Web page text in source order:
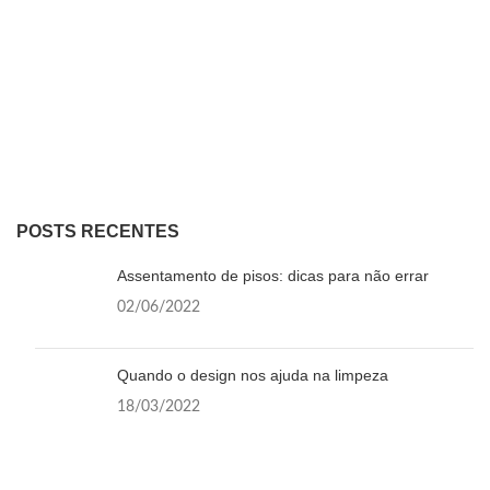
POSTS RECENTES
Assentamento de pisos: dicas para não errar
02/06/2022
Quando o design nos ajuda na limpeza
18/03/2022